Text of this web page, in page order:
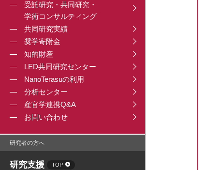
受託研究・共同研究・
学術コンサルティング
共同研究実績
奨学寄附金
知的財産
LED共同研究センター
NanoTerasuの利用
分析センター
産官学連携Q&A
お問い合わせ
研究者の方へ
研究支援 TOP